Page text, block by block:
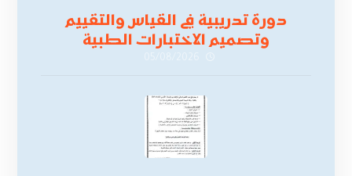
دورة تدريبية في القياس والتقييم
وتصميم الاختبارات الطبية